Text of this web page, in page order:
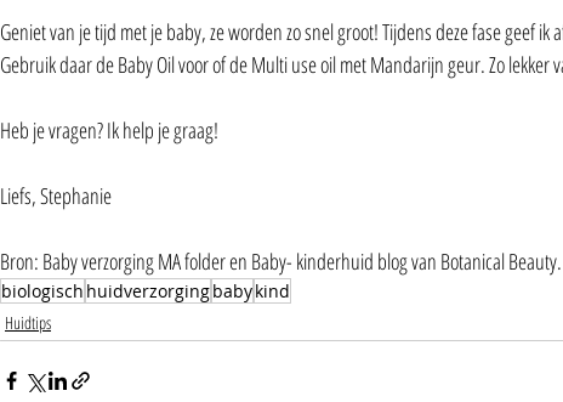
Geniet van je tijd met je baby, ze worden zo snel groot! Tijdens deze fase geef
Gebruik daar de Baby Oil voor of de Multi use oil met Mandarijn geur. Zo lekker
Heb je vragen? Ik help je graag!
Liefs, Stephanie
Bron: Baby verzorging MA folder en Baby- kinderhuid blog van Botanical Beauty.
biologisch huidverzorgingbabykind
Huidtips